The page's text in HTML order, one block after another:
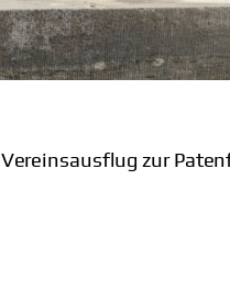
Vereinsausflug zur